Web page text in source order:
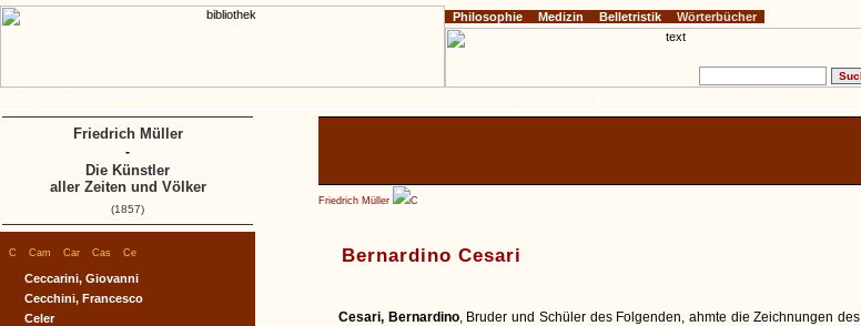
Friedrich Müller C
Bernardino Cesari
Cesari, Bernardino, Bruder und Schüler des Folgenden, ahmte die Zeichnungen des
C Cam Car Cas Ce
Ceccarini, Giovanni
Cecchini, Francesco
Celer
Philosophie Medizin Belletristik Wörterbücher
Friedrich Müller
-
Die Künstler
aller Zeiten und Völker
(1857)